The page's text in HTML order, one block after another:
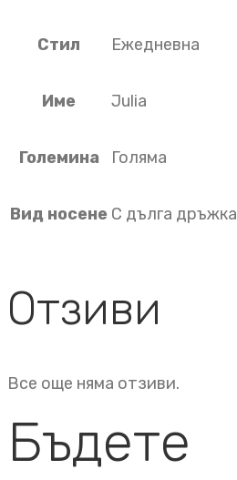
Стил Ежедневна
Име Julia
Големина Голяма
Вид носене С дълга дръжка
Отзиви
Все още няма отзиви.
Бъдете